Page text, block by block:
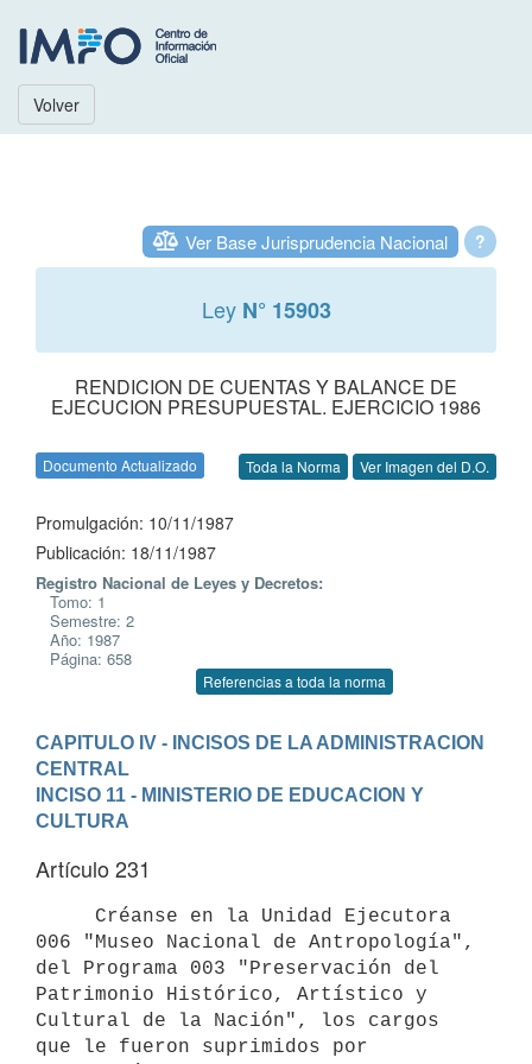
Volver
?
Ver Base Jurisprudencia Nacional
Ley N° 15903
RENDICION DE CUENTAS Y BALANCE DE
EJECUCION PRESUPUESTAL. EJERCICIO 1986
Documento Actualizado Toda la Norma Ver Imagen del D.O.
Promulgación: 10/11/1987
Publicación: 18/11/1987
Registro Nacional de Leyes y Decretos:
Tomo: 1
Semestre: 2
Año: 1987
Página: 658
Referencias a toda la norma
CAPITULO IV - INCISOS DE LA ADMINISTRACION
CENTRAL
INCISO 11 - MINISTERIO DE EDUCACION Y
CULTURA
Artículo 231
006 "Museo Nacional de Antropología",
del Programa 003 "Preservación del
Patrimonio Histórico, Artístico y
Cultural de la Nación", los cargos
que le fueron suprimidos por